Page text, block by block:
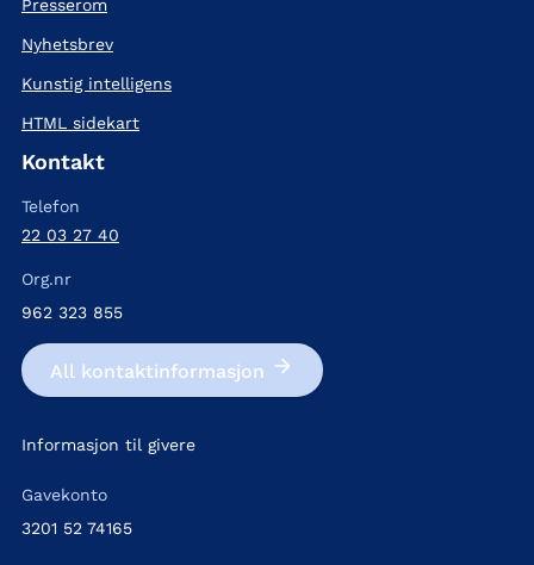
Presserom
Nyhetsbrev
Kunstig intelligens
HTML sidekart
Kontakt
Telefon
22 03 27 40
Org.nr
962 323 855
All kontakt­informasjon
Informasjon til givere
Gavekonto
3201 52 74165